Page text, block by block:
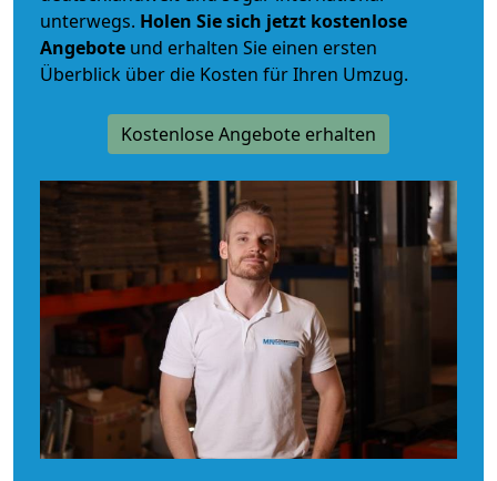
unterwegs. Holen Sie sich jetzt kostenlose
Angebote und erhalten Sie einen ersten
Überblick über die Kosten für Ihren Umzug.
Kostenlose Angebote erhalten